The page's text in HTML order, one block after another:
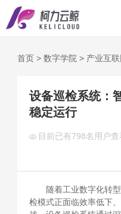
首页> 数字学院 > 产业互联
设备巡检系统：
稳定运行
目前已有798名用户
随着工业数字化转
检模式正面临效率低下